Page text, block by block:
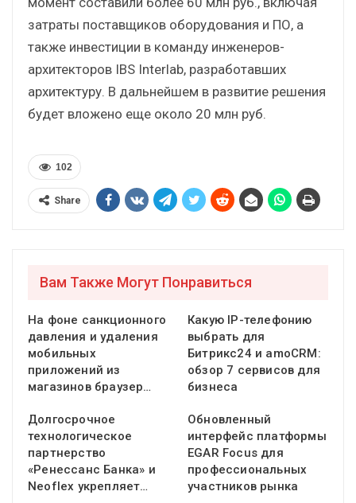
затраты поставщиков оборудования и ПО, а
также инвестиции в команду инженеров-
архитекторов IBS Interlab, разработавших
архитектуру. В дальнейшем в развитие решения
будет вложено еще около 20 млн руб.
102
Share
Вам Также Могут Понравиться
На фоне санкционного
давления и удаления
мобильных
приложений из
магазинов браузер…
Какую IP-телефонию
выбрать для
Битрикс24 и amoCRM:
обзор 7 сервисов для
бизнеса
Долгосрочное
технологическое
партнерство
«Ренессанс Банка» и
Neoflex укрепляет…
Обновленный
интерфейс платформы
EGAR Focus для
профессиональных
участников рынка